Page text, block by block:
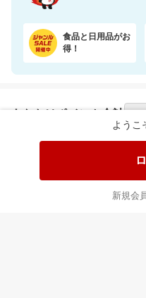
ようこ
新規会
食品と日用品がお
得！
あなたはポイント 合計